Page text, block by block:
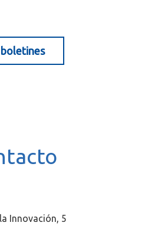
Innovación, 5